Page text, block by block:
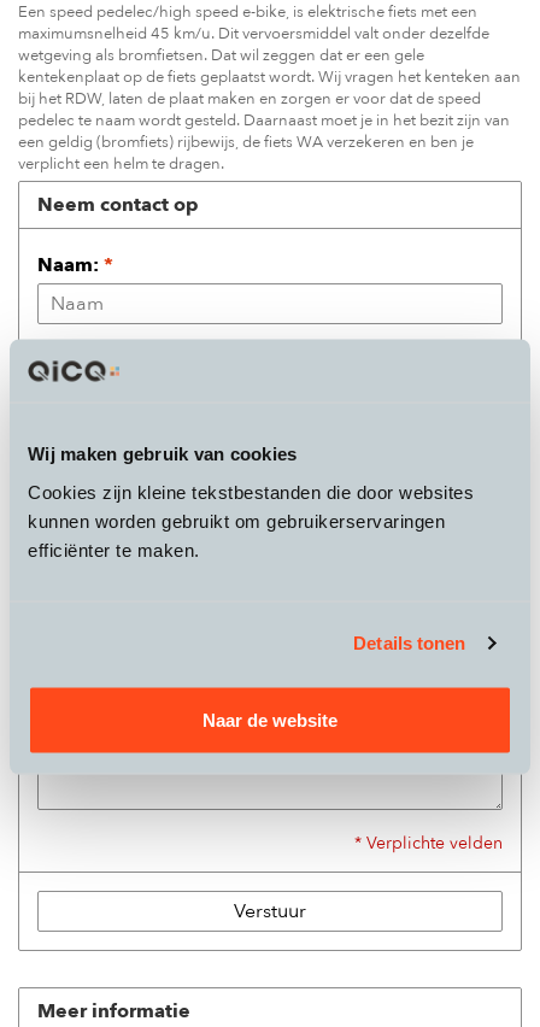
Wij maken gebruik van cookies
Cookies zijn kleine tekstbestanden die door websites
kunnen worden gebruikt om gebruikerservaringen
efficiënter te maken.
Details tonen
Naar de website
Een speed pedelec/high speed e-bike, is elektrische fiets met een
maximumsnelheid 45 km/u. Dit vervoersmiddel valt onder dezelfde
wetgeving als bromfietsen. Dat wil zeggen dat er een gele
kentekenplaat op de fiets geplaatst wordt. Wij vragen het kenteken aan
bij het RDW, laten de plaat maken en zorgen er voor dat de speed
pedelec te naam wordt gesteld. Daarnaast moet je in het bezit zijn van
een geldig (bromfiets) rijbewijs, de fiets WA verzekeren en ben je
verplicht een helm te dragen.
Neem contact op
Naam: *
Bedrijf:
E-mail:
Telefoon:
* Verplichte velden
Verstuur
Meer informatie